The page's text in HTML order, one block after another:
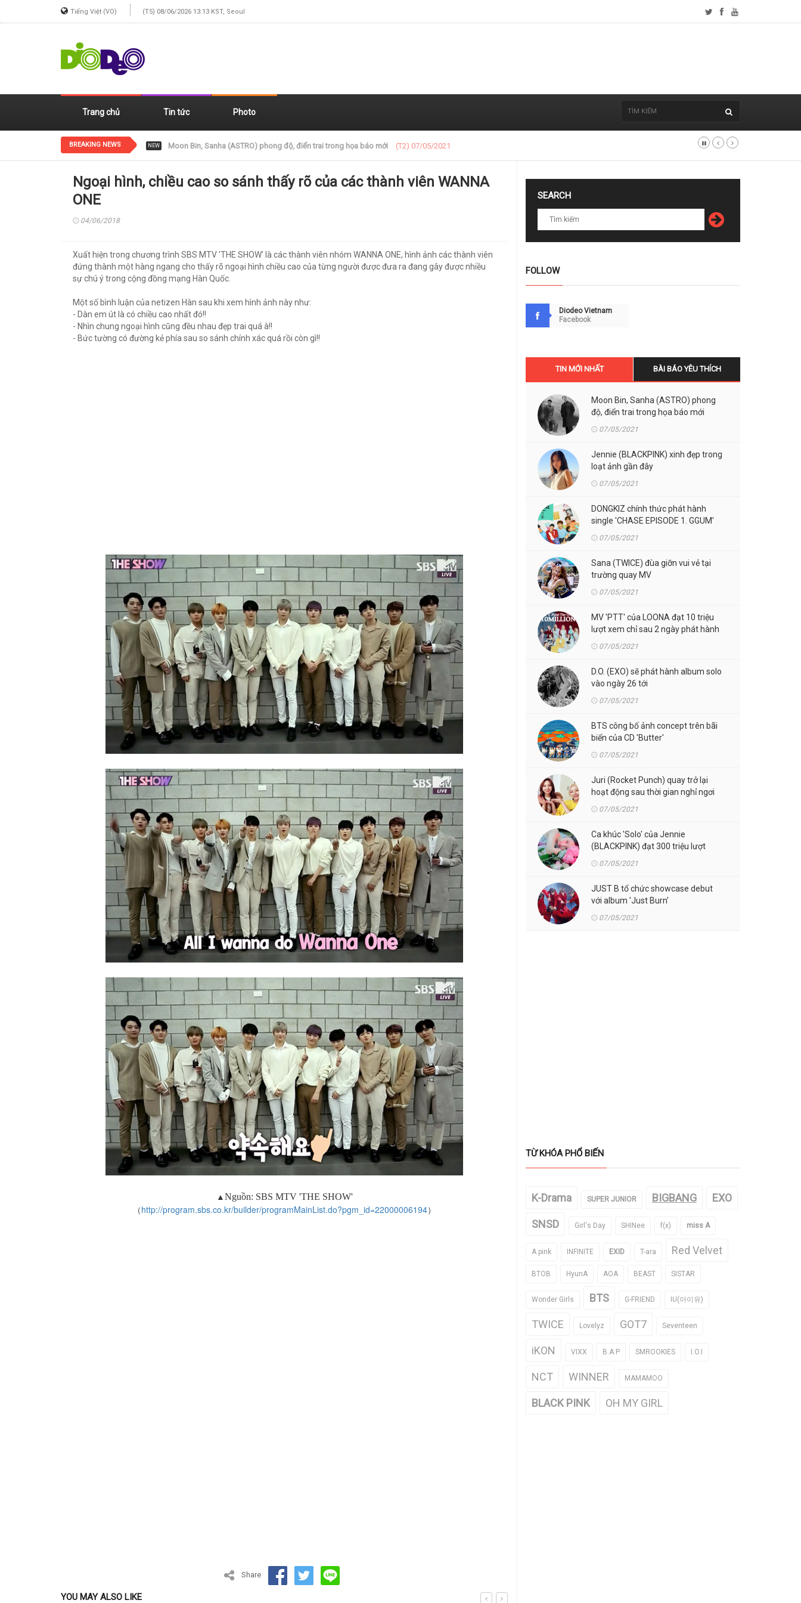
Tiếng Việt (VO) (T5) 08/06/2026 13:13 KST, Seoul
Trang chủ Tin tức Photo
BREAKING NEWS NEW Jennie (BLACKPINK) xinh đẹp trong loạt ảnh gần đây (T2) 07/05/2021
Ngoại hình, chiều cao so sánh thấy rõ của các thành viên WANNA
ONE
04/06/2018
Xuất hiện trong chương trình SBS MTV 'THE SHOW' là các thành viên nhóm WANNA ONE, hình ảnh các thành viên
đứng thành một hàng ngang cho thấy rõ ngoại hình chiều cao của từng người được đưa ra đang gây được nhiều
sự chú ý trong cộng đồng mạng Hàn Quốc.
Một số bình luận của netizen Hàn sau khi xem hình ảnh này như:
- Dàn em út là có chiều cao nhất đó!!
- Nhìn chung ngoại hình cũng đều nhau đẹp trai quá à!!
- Bức tường có đường kẻ phía sau so sánh chính xác quá rồi còn gì!!
▲Nguồn: SBS MTV 'THE SHOW'
（http://program.sbs.co.kr/builder/programMainList.do?pgm_id=22000006194）
Share
YOU MAY ALSO LIKE
SEARCH
FOLLOW
Diodeo Vietnam
Facebook
TIN MỚI NHẤT BÀI BÁO YÊU THÍCH
Moon Bin, Sanha (ASTRO) phong
độ, điển trai trong họa báo mới
07/05/2021
Jennie (BLACKPINK) xinh đẹp trong
loạt ảnh gần đây
07/05/2021
DONGKIZ chính thức phát hành
single 'CHASE EPISODE 1. GGUM'
07/05/2021
Sana (TWICE) đùa giỡn vui vẻ tại
trường quay MV
07/05/2021
MV 'PTT' của LOONA đạt 10 triệu
lượt xem chỉ sau 2 ngày phát hành
07/05/2021
D.O. (EXO) sẽ phát hành album solo
vào ngày 26 tới
07/05/2021
BTS công bố ảnh concept trên bãi
biển của CD 'Butter'
07/05/2021
Juri (Rocket Punch) quay trở lại
hoạt động sau thời gian nghỉ ngơi
07/05/2021
Ca khúc 'Solo' của Jennie
(BLACKPINK) đạt 300 triệu lượt
07/05/2021
JUST B tổ chức showcase debut
với album 'Just Burn'
07/05/2021
TỪ KHÓA PHỔ BIẾN
K-Drama SUPER JUNIOR BIGBANG EXO
SNSD Girl's Day SHINee f(x) miss A
A pink INFINITE EXID T-ara Red Velvet
BTOB HyunA AOA BEAST SISTAR
Wonder Girls BTS G-FRIEND IU(아이유)
TWICE Lovelyz GOT7 Seventeen
iKON VIXX B.A.P SMROOKIES I.O.I
NCT WINNER MAMAMOO
BLACK PINK OH MY GIRL